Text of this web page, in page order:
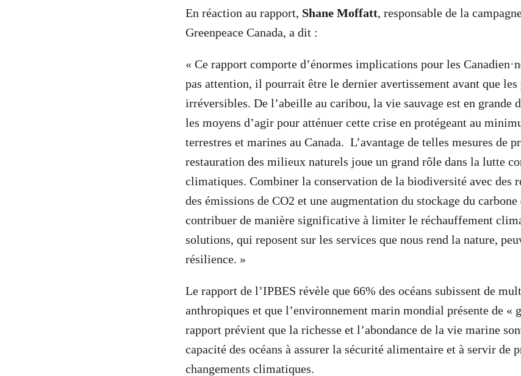
En réaction au rapport, Shane Moffatt, responsable de la
Greenpeace Canada, a dit :
« Ce rapport comporte d’énormes implications pour les
pas attention, il pourrait être le dernier avertissement avant que les
irréversibles. De l’abeille au caribou, la vie sauvage est en grande
les moyens d’agir pour atténuer cette crise en protégeant au
terrestres et marines au Canada. L’avantage de telles mesures de
restauration des milieux naturels joue un grand rôle dans la lutte
climatiques. Combiner la conservation de la biodiversité avec des
des émissions de CO2 et une augmentation du stockage du
contribuer de manière significative à limiter le réchauffement
solutions, qui reposent sur les services que nous rend la nature,
résilience. »
Le rapport de l’IPBES révèle que 66% des océans subissent de
anthropiques et que l’environnement marin mondial présente de «
rapport prévient que la richesse et l’abondance de la vie marine
capacité des océans à assurer la sécurité alimentaire et à servir de
changements climatiques.